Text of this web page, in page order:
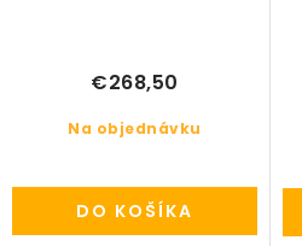
Na objednávku
€268,50
DO KOŠÍKA